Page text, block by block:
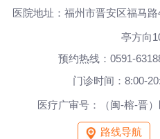
医院地址：福州市晋安区福马
亭方向
预约热线：0591-
门诊时间：8:00-
医疗广审号：（闽-榕-晋
路线导航